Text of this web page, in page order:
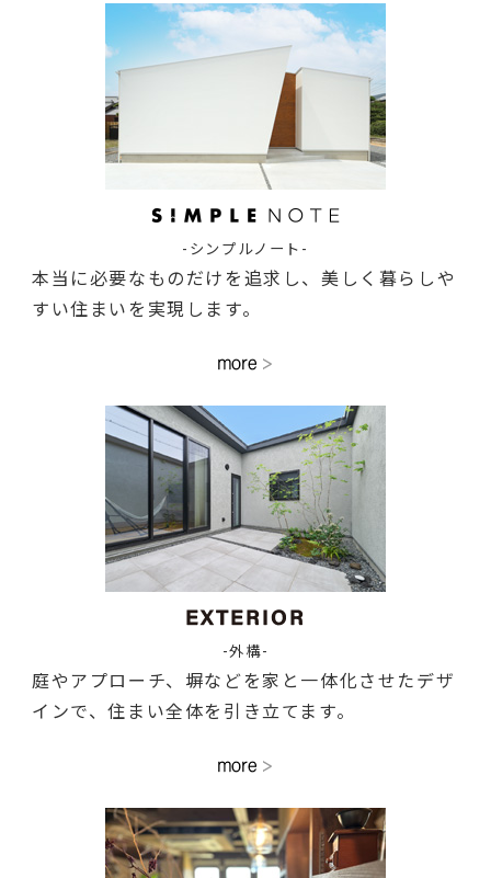
-シンプルノート-
本当に必要なものだけを追求し、美しく暮らしや
すい住まいを実現します。
-外構-
庭やアプローチ、塀などを家と一体化させたデザ
インで、住まい全体を引き立てます。